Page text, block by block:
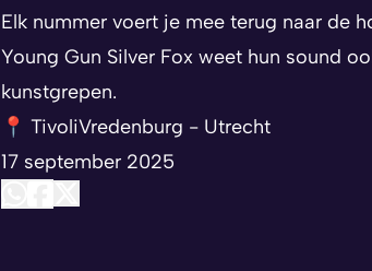
Elk nummer voert je mee terug naar de
Young Gun Silver Fox weet hun sound
kunstgrepen.
📍 TivoliVredenburg - Utrecht
17 september 2025